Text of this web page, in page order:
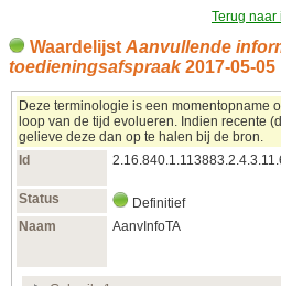
Terug naar
Waardelijst Aanvullende
toedieningsafspraak
Deze terminologie is een momentopname
loop van de tijd evolueren. Indien recente
gelieve deze dan op te halen bij de bron.
Id
Status
Definitief
Naam
AanvInfoTA